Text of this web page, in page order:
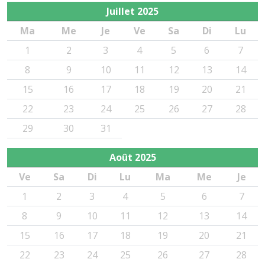
Juillet 2025
Ma
Me Je Ve Sa Di
Lu
1
2 3 4 5 6
7
8
9 10 11 12 13
14
15
16 17 18 19 20
21
22
23 24 25 26 27
28
29
30 31
Août 2025
Ve
Sa Di Lu Ma Me
Je
1
2 3 4 5 6
7
8
9 10 11 12 13
14
15
16 17 18 19 20
21
22
23 24 25 26 27
28